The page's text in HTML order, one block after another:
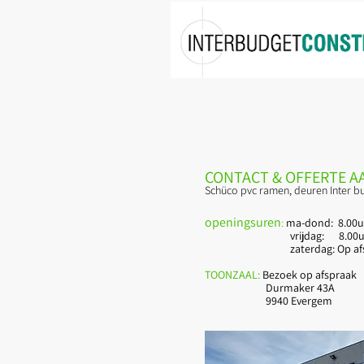
CONTACT & OFFERTE
Schüco pvc ramen, deuren Inter
openingsuren: ma-dond:
vrijdag: 8.00u -
zaterdag: Op
TOONZAAL: Bezoek op afspraak
Durmaker 43A
9940 Evergem